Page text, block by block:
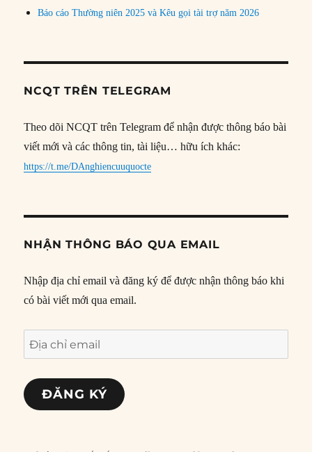
Báo cáo Thường niên 2025 và Kêu gọi tài trợ năm 2026
NCQT TRÊN TELEGRAM
Theo dõi NCQT trên Telegram để nhận được thông báo bài
viết mới và các thông tin, tài liệu… hữu ích khác:
https://t.me/DAnghiencuuquocte
NHẬN THÔNG BÁO QUA EMAIL
Nhập địa chỉ email và đăng ký để được nhận thông báo khi
có bài viết mới qua email.
Địa
chỉ
email
ĐĂNG KÝ